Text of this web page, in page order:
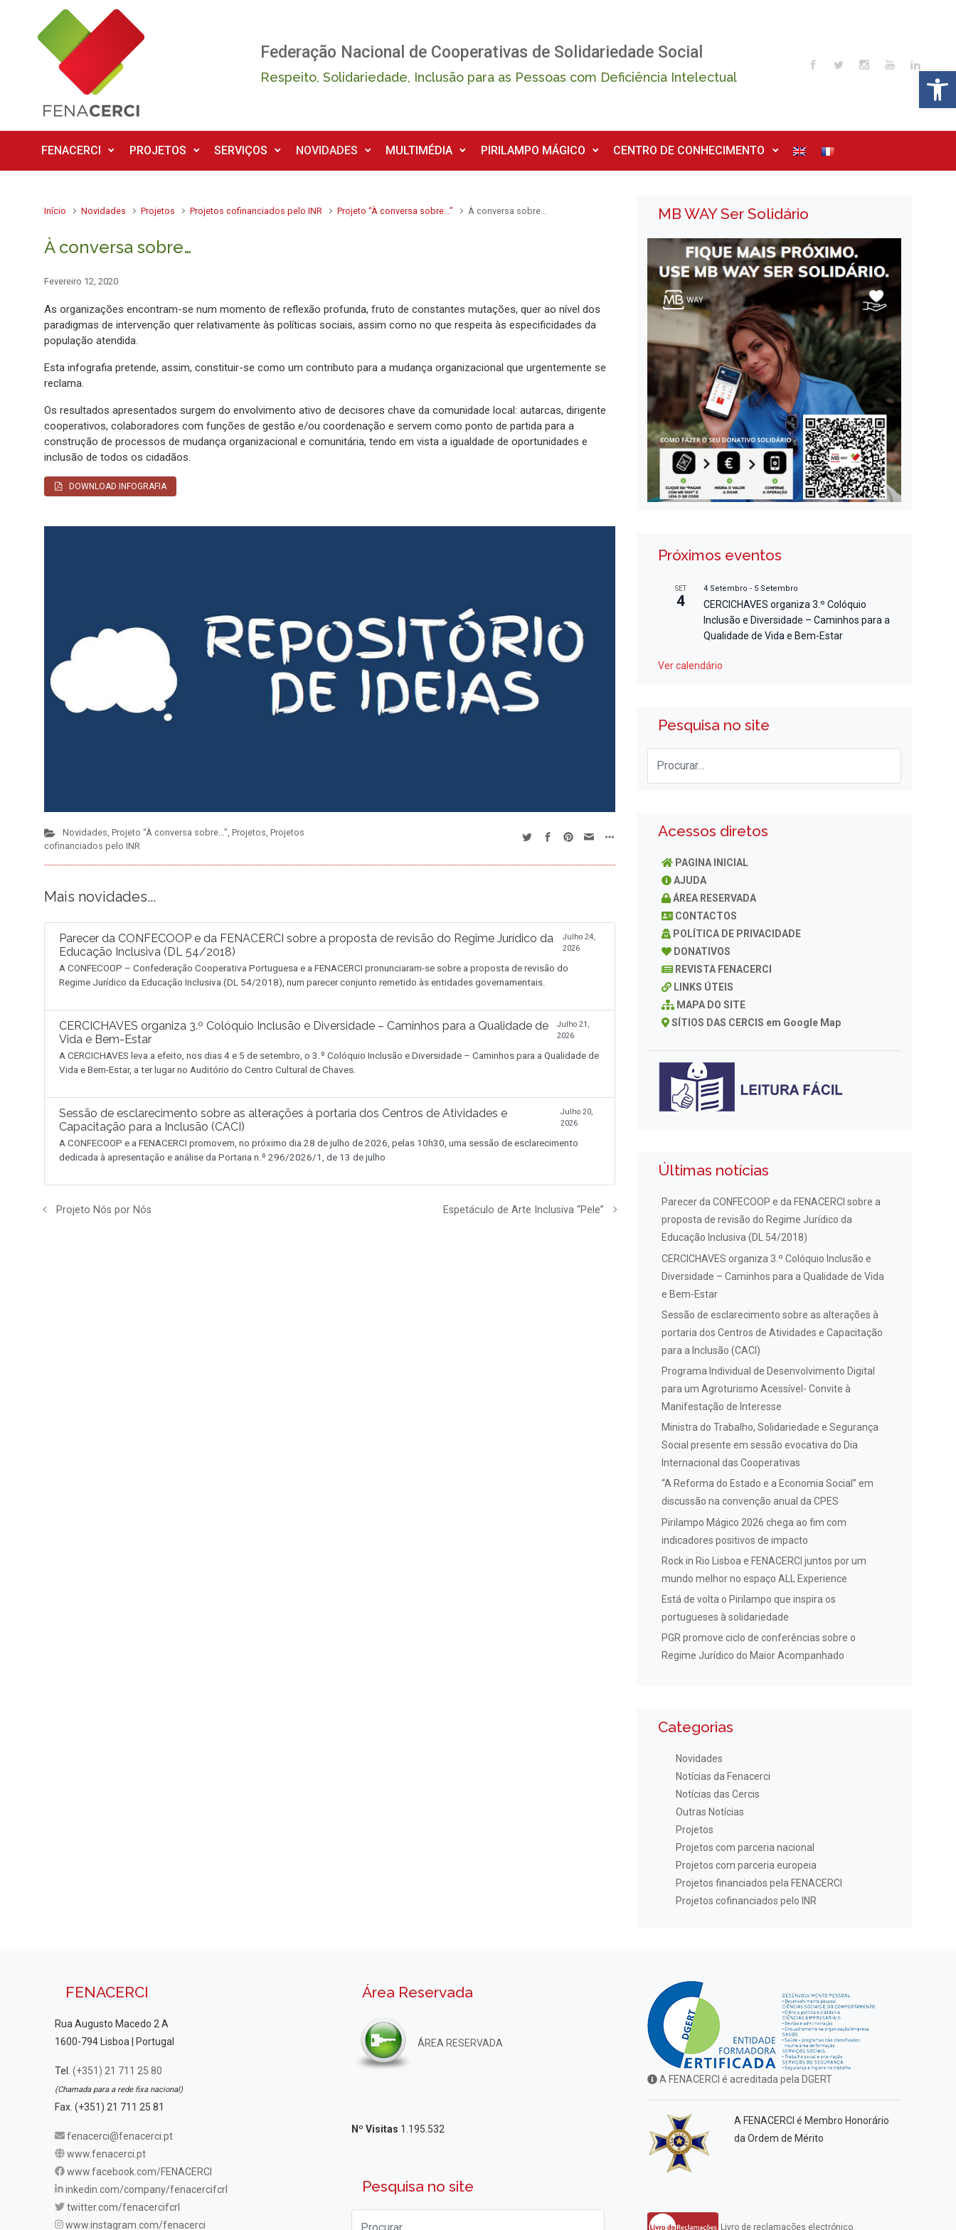
Skip to main content
Federação Nacional de Cooperativas de Solidariedade Social
Respeito, Solidariedade, Inclusão para as Pessoas com Deficiência Intelectual
FENACERCI PROJETOS SERVIÇOS NOVIDADES MULTIMÉDIA PIRILAMPO MÁGICO CENTRO DE CONHECIMENTO
Início Novidades Projetos Projetos cofinanciados pelo INR Projeto “À conversa sobre…” À conversa sobre…
À conversa sobre…
Fevereiro 12, 2020
As organizações encontram-se num momento de reflexão profunda, fruto de constantes mutações, quer ao nível dos
paradigmas de intervenção quer relativamente às políticas sociais, assim como no que respeita às especificidades da
população atendida.
Esta infografia pretende, assim, constituir-se como um contributo para a mudança organizacional que urgentemente se
reclama.
Os resultados apresentados surgem do envolvimento ativo de decisores chave da comunidade local: autarcas, dirigente
cooperativos, colaboradores com funções de gestão e/ou coordenação e servem como ponto de partida para a
construção de processos de mudança organizacional e comunitária, tendo em vista a igualdade de oportunidades e
inclusão de todos os cidadãos.
DOWNLOAD INFOGRAFIA
Novidades, Projeto “À conversa sobre…”, Projetos, Projetos
cofinanciados pelo INR
Mais novidades...
Parecer da CONFECOOP e da FENACERCI sobre a proposta de revisão do Regime Jurídico da
Educação Inclusiva (DL 54/2018)
Julho 24,
2026
A CONFECOOP – Confederação Cooperativa Portuguesa e a FENACERCI pronunciaram-se sobre a proposta de revisão do
Regime Jurídico da Educação Inclusiva (DL 54/2018), num parecer conjunto remetido às entidades governamentais.
CERCICHAVES organiza 3.º Colóquio Inclusão e Diversidade – Caminhos para a Qualidade de
Vida e Bem-Estar
Julho 21,
2026
A CERCICHAVES leva a efeito, nos dias 4 e 5 de setembro, o 3.º Colóquio Inclusão e Diversidade – Caminhos para a Qualidade de
Vida e Bem-Estar, a ter lugar no Auditório do Centro Cultural de Chaves.
Sessão de esclarecimento sobre as alterações à portaria dos Centros de Atividades e
Capacitação para a Inclusão (CACI)
Julho 20,
2026
A CONFECOOP e a FENACERCI promovem, no próximo dia 28 de julho de 2026, pelas 10h30, uma sessão de esclarecimento
dedicada à apresentação e análise da Portaria n.º 296/2026/1, de 13 de julho
Projeto Nós por Nós Espetáculo de Arte Inclusiva “Pele”
MB WAY Ser Solidário
Próximos eventos
SET
4
4 Setembro - 5 Setembro
CERCICHAVES organiza 3.º Colóquio
Inclusão e Diversidade – Caminhos para a
Qualidade de Vida e Bem-Estar
Ver calendário
Pesquisa no site
Acessos diretos
PAGINA INICIAL
AJUDA
ÁREA RESERVADA
CONTACTOS
POLÍTICA DE PRIVACIDADE
DONATIVOS
REVISTA FENACERCI
LINKS ÚTEIS
MAPA DO SITE
SÍTIOS DAS CERCIS em Google Map
Últimas notícias
Parecer da CONFECOOP e da FENACERCI sobre a
proposta de revisão do Regime Jurídico da
Educação Inclusiva (DL 54/2018)
CERCICHAVES organiza 3.º Colóquio Inclusão e
Diversidade – Caminhos para a Qualidade de Vida
e Bem-Estar
Sessão de esclarecimento sobre as alterações à
portaria dos Centros de Atividades e Capacitação
para a Inclusão (CACI)
Programa Individual de Desenvolvimento Digital
para um Agroturismo Acessível- Convite à
Manifestação de Interesse
Ministra do Trabalho, Solidariedade e Segurança
Social presente em sessão evocativa do Dia
Internacional das Cooperativas
“A Reforma do Estado e a Economia Social” em
discussão na convenção anual da CPES
Pirilampo Mágico 2026 chega ao fim com
indicadores positivos de impacto
Rock in Rio Lisboa e FENACERCI juntos por um
mundo melhor no espaço ALL Experience
Está de volta o Pirilampo que inspira os
portugueses à solidariedade
PGR promove ciclo de conferências sobre o
Regime Jurídico do Maior Acompanhado
Categorias
Novidades
Notícias da Fenacerci
Notícias das Cercis
Outras Notícias
Projetos
Projetos com parceria nacional
Projetos com parceria europeia
Projetos financiados pela FENACERCI
Projetos cofinanciados pelo INR
FENACERCI
Rua Augusto Macedo 2 A
1600-794 Lisboa | Portugal
Tel. (+351) 21 711 25 80
(Chamada para a rede fixa nacional)
Fax. (+351) 21 711 25 81
fenacerci@fenacerci.pt
www.fenacerci.pt
www.facebook.com/FENACERCI
inkedin.com/company/fenacercifcrl
twitter.com/fenacercifcrl
www.instagram.com/fenacerci
Área Reservada
ÁREA RESERVADA
Nº Visitas 1.195.532
Pesquisa no site
A FENACERCI é acreditada pela DGERT
A FENACERCI é Membro Honorário
da Ordem de Mérito
Livro de reclamações electrónico.